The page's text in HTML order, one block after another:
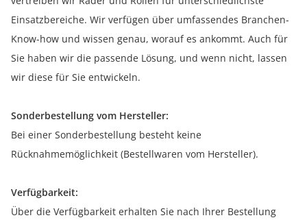
Einsatzbereiche. Wir verfügen über umfassendes Branchen-
Know-how und wissen genau, worauf es ankommt. Auch für
Sie haben wir die passende Lösung, und wenn nicht, lassen
wir diese für Sie entwickeln.
Sonderbestellung vom Hersteller:
Bei einer Sonderbestellung besteht keine
Rücknahmemöglichkeit (Bestellwaren vom Hersteller).
Verfügbarkeit:
Über die Verfügbarkeit erhalten Sie nach Ihrer Bestellung